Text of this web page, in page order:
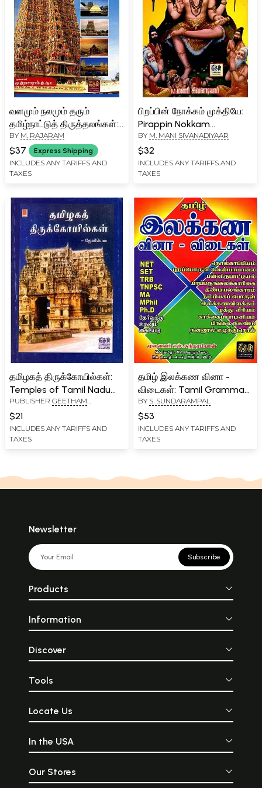
வளமும் நலமும் தரும்
தமிழ்நாட்டுத் திருத்தலங்கள்:
Valamum Nalamum
Tharum Tamilnattu
Thiruthalangal (Tamil)
BY M. RAJARAM
$37 Express Shipping
INCLUDES ANY TARIFFS AND
TAXES
பிறப்பின் நோக்கம் முக்தியே:
Pirappin Nokkam
Mukthiyae (Tamil)
BY M. MANI SIVANADIYAAR
$32
INCLUDES ANY TARIFFS AND
TAXES
தமிழகத் திருக்கோயில்கள்:
Temples of Tamil Nadu
(Tamil)
PUBLISHER GEETHAM
PUBLICATIONS, CHENNAI
$21
INCLUDES ANY TARIFFS AND
TAXES
தமிழ் இலக்கண வினா -
விடைகள்: Tamil Grammar
Questions-Answers
(Tamil)
BY S. SUNDARAMPAL
$53
INCLUDES ANY TARIFFS AND
TAXES
Newsletter
Subscribe
Products
Information
Discover
Tools
Locate Us
In the USA
Our Stores